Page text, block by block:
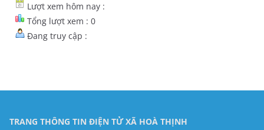
Lượt xem hôm nay :
Tổng lượt xem : 0
Đang truy cập :
TRANG THÔNG TIN ĐIỆN TỬ XÃ HOÀ THỊNH